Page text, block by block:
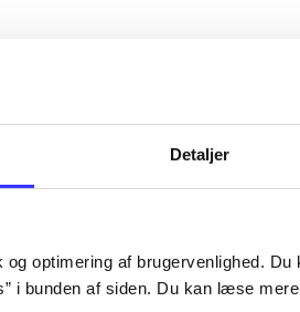
Detaljer
optimering af brugervenlighed.
i bunden af siden. Du kan læse